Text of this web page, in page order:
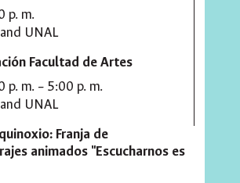
p. m.
UNAL
Facultad de Artes
p. m. – 5:00 p. m.
UNAL
Franja de
animados "Escucharnos es